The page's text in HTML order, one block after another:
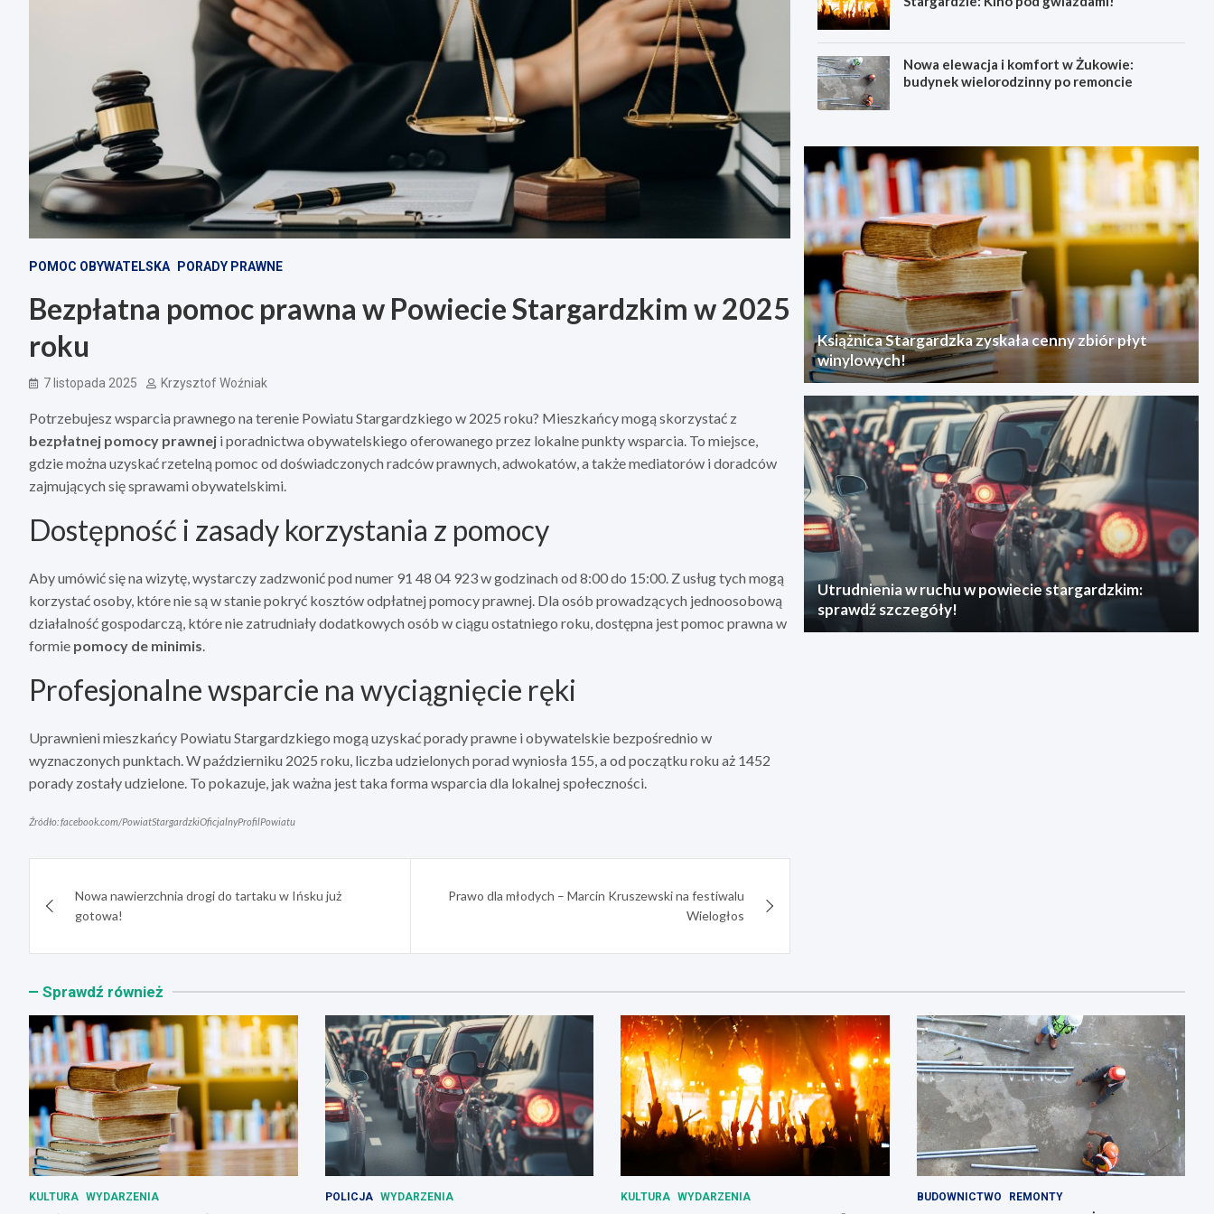
POMOC OBYWATELSKA PORADY PRAWNE
Bezpłatna pomoc prawna w Powiecie Stargardzkim w 2025
roku
7 listopada 2025 Krzysztof Woźniak
Potrzebujesz wsparcia prawnego na terenie Powiatu Stargardzkiego w 2025 roku? Mieszkańcy mogą skorzystać z
bezpłatnej pomocy prawnej i poradnictwa obywatelskiego oferowanego przez lokalne punkty wsparcia. To miejsce,
gdzie można uzyskać rzetelną pomoc od doświadczonych radców prawnych, adwokatów, a także mediatorów i doradców
zajmujących się sprawami obywatelskimi.
Dostępność i zasady korzystania z pomocy
Aby umówić się na wizytę, wystarczy zadzwonić pod numer 91 48 04 923 w godzinach od 8:00 do 15:00. Z usług tych mogą
korzystać osoby, które nie są w stanie pokryć kosztów odpłatnej pomocy prawnej. Dla osób prowadzących jednoosobową
działalność gospodarczą, które nie zatrudniały dodatkowych osób w ciągu ostatniego roku, dostępna jest pomoc prawna w
formie pomocy de minimis.
Profesjonalne wsparcie na wyciągnięcie ręki
Uprawnieni mieszkańcy Powiatu Stargardzkiego mogą uzyskać porady prawne i obywatelskie bezpośrednio w
wyznaczonych punktach. W październiku 2025 roku, liczba udzielonych porad wyniosła 155, a od początku roku aż 1452
porady zostały udzielone. To pokazuje, jak ważna jest taka forma wsparcia dla lokalnej społeczności.
Źródło: facebook.com/PowiatStargardzkiOficjalnyProfilPowiatu
wpisuNowa nawierzchnia drogi do tartaku w Ińsku już
gotowa!
Prawo dla młodych – Marcin Kruszewski na festiwalu
Wielogłos
Nowa elewacja i komfort w Żukowie:
budynek wielorodzinny po remoncie
Książnica Stargardzka zyskała cenny zbiór płyt
winylowych!
Utrudnienia w ruchu w powiecie stargardzkim:
sprawdź szczegóły!
Sprawdź również
KULTURA WYDARZENIA POLICJA WYDARZENIA KULTURA WYDARZENIA BUDOWNICTWO REMONTY